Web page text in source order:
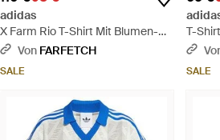
adidas
X Farm Rio T-Shirt Mit Blumen-
Print - Blau
Von FARFETCH
SALE
T-
SALE